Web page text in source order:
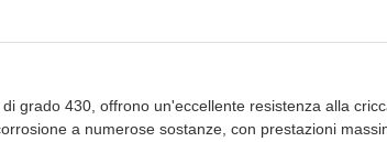
grado 430, offrono un'eccellente resistenza alla
a numerose sostanze, con prestazioni